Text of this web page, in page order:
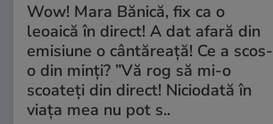
Wow! Mara Bănică, fix ca o
leoaică în direct! A dat afară din
emisiune o cântăreață! Ce a scos-
o din minți? ”Vă rog să mi-o
scoateți din direct! Niciodată în
viața mea nu pot s..